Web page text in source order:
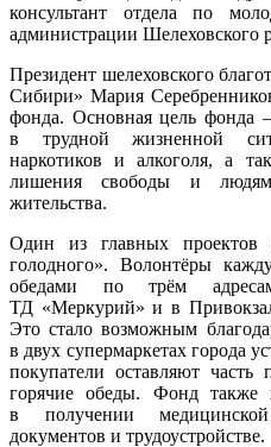
консультант отдела по
администрации Шелеховского
Президент шелеховского
Сибири» Мария
фонда. Основная цель фонда
в трудной жизненной
наркотиков и алкоголя, а
лишения свободы и людям
жительства.
Один из главных проектов
голодного». Волонтёры
обедами по трём
ТД «Меркурий» и в
Это стало возможным
в двух супермаркетах города
покупатели оставляют
горячие обеды. Фонд также
в получении
документов и трудоустройстве.